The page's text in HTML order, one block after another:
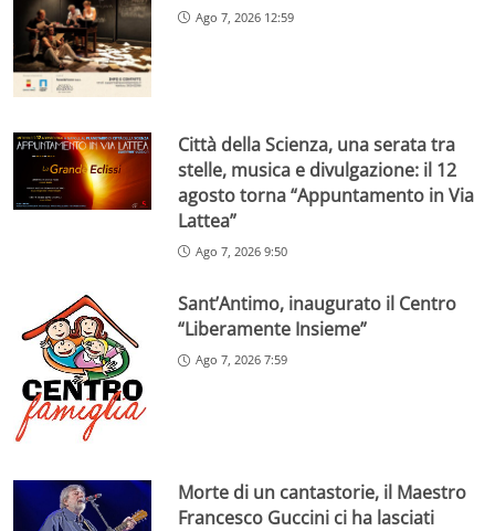
Ago 7, 2026 12:59
Città della Scienza, una serata tra
stelle, musica e divulgazione: il 12
agosto torna “Appuntamento in Via
Lattea”
Ago 7, 2026 9:50
Sant’Antimo, inaugurato il Centro
“Liberamente Insieme”
Ago 7, 2026 7:59
Morte di un cantastorie, il Maestro
Francesco Guccini ci ha lasciati